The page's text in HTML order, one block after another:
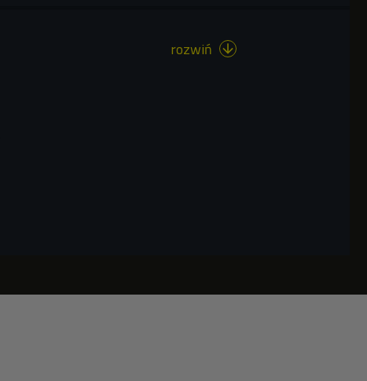
rozwiń 